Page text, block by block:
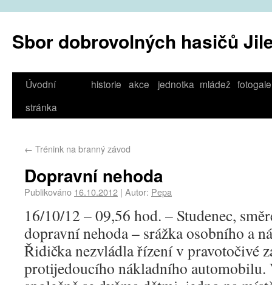
Sbor dobrovolných hasičů
Úvodní
stránka
historie akce jednotka mládež
← Trénink na branný závod
Dopravní nehoda
Publikováno 16.10.2012 | Autor: Pepa
16/10/12 – 09,56 hod. – Studenec,
dopravní nehoda – srážka osobního a
Řidička nezvládla řízení v pravotočivé
protijedoucího nákladního automobilu.